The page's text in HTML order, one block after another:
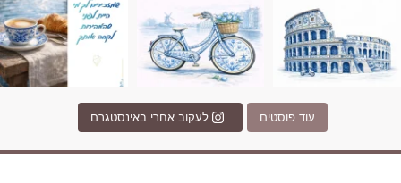
עוד פוסטים לעקוב אחרי באינסטגרם